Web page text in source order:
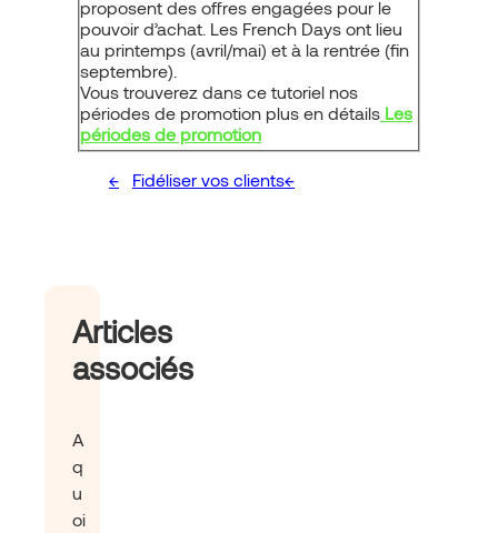
proposent des offres engagées pour le
pouvoir d’achat. Les French Days ont lieu
au printemps (avril/mai) et à la rentrée (fin
septembre).
Vous trouverez dans ce tutoriel nos
périodes de promotion plus en détails Les
périodes de promotion
Fidéliser vos clients
Articles
associés
A
q
u
oi